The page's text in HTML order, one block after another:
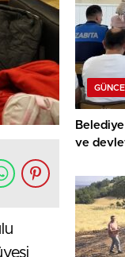
ve